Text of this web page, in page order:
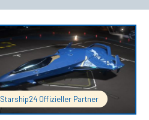
Starship24 Offizieller Partner
IN DEN WARENKORB